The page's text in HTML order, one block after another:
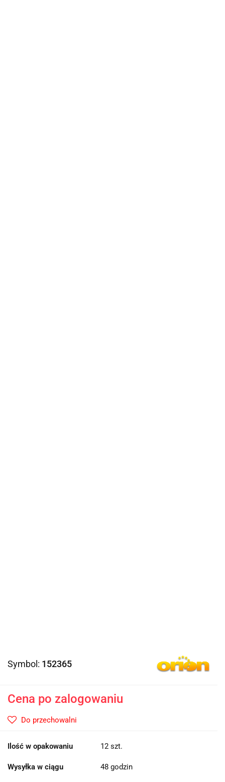
Symbol: 152365
Cena po zalogowaniu
Do przechowalni
Ilość w opakowaniu 12 szt.
Wysyłka w ciągu 48 godzin